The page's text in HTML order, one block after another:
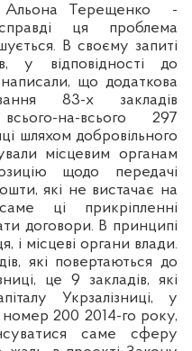
Терещенко
-
ця проблема
В своєму запиті
у відповідності до
що додаткова
83-х закладів
на-всього 297
шляхом добровільного
місцевим органам
щодо передачі
які не вистачає на
саме ці прикріпленні
договори. В принципі
і місцеві органи влади.
які повертаються до
це 9 закладів, які
Укрзалізниці, у
номер 200 2014-го року,
саме сферу